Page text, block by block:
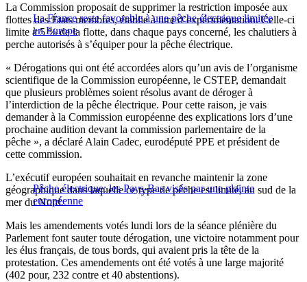
La France reste favorable à une pêche électrique limitée
en Europe
La Commission proposait de supprimer la restriction imposée aux
flottes des États membres, établie à titre d’expérimentation. Celle-ci
limite à 5 % de la flotte, dans chaque pays concerné, les chalutiers à
perche autorisés à s’équiper pour la pêche électrique.
« Dérogations qui ont été accordées alors qu’un avis de l’organisme
scientifique de la Commission européenne, le CSTEP, demandait
que plusieurs problèmes soient résolus avant de déroger à
l’interdiction de la pêche électrique. Pour cette raison, je vais
demander à la Commission européenne des explications lors d’une
prochaine audition devant la commission parlementaire de la
pêche », a déclaré Alain Cadec, eurodéputé PPE et président de
cette commission.
Pêche électrique: les Pays-Bas visés par une plainte
européenne
L’exécutif européen souhaitait en revanche maintenir la zone
géographique dans laquelle ce type de pêche est limité, au sud de la
mer du Nord.
Mais les amendements votés lundi lors de la séance plénière du
Parlement font sauter toute dérogation, une victoire notamment pour
les élus français, de tous bords, qui avaient pris la tête de la
protestation. Ces amendements ont été votés à une large majorité
(402 pour, 232 contre et 40 abstentions).